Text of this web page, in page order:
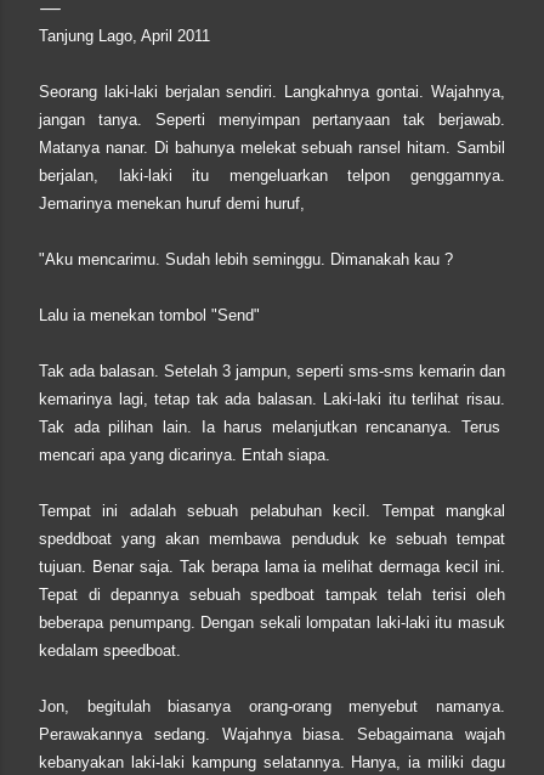
Tanjung Lago, April 2011
Seorang laki-laki berjalan sendiri. Langkahnya gontai. Wajahnya,
jangan tanya. Seperti menyimpan pertanyaan tak berjawab.
Matanya nanar. Di bahunya melekat sebuah ransel hitam. Sambil
berjalan, laki-laki itu mengeluarkan telpon genggamnya.
Jemarinya menekan huruf demi huruf,
"Aku mencarimu. Sudah lebih seminggu. Dimanakah kau ?
Lalu ia menekan tombol "Send"
Tak ada balasan. Setelah 3 jampun, seperti sms-sms kemarin dan
kemarinya lagi, tetap tak ada balasan. Laki-laki itu terlihat risau.
Tak ada pilihan lain. Ia harus melanjutkan rencananya. Terus
mencari apa yang dicarinya. Entah siapa.
Tempat ini adalah sebuah pelabuhan kecil. Tempat mangkal
speddboat yang akan membawa penduduk ke sebuah tempat
tujuan. Benar saja. Tak berapa lama ia melihat dermaga kecil ini.
Tepat di depannya sebuah spedboat tampak telah terisi oleh
beberapa penumpang. Dengan sekali lompatan laki-laki itu masuk
kedalam speedboat.
Jon, begitulah biasanya orang-orang menyebut namanya.
Perawakannya sedang. Wajahnya biasa. Sebagaimana wajah
kebanyakan laki-laki kampung selatannya. Hanya, ia miliki dagu